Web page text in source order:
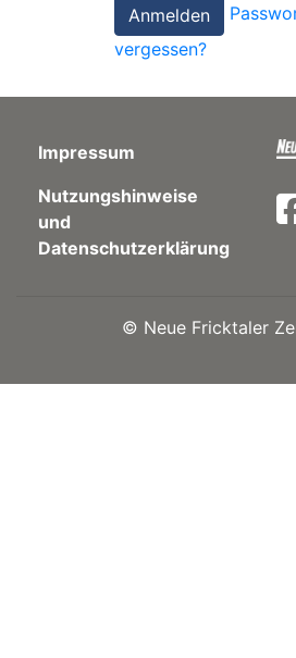
Paper
App
vergessen?
Impressum
Nutzungshinweise
und
Datenschutzerklärung
© Neue Fricktaler